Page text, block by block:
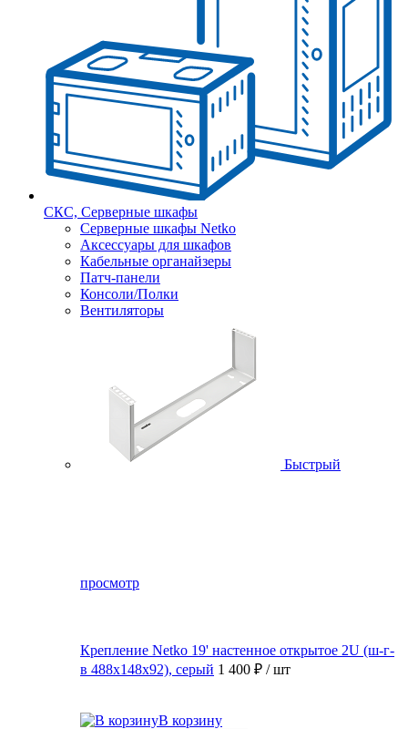
СКС, Серверные шкафы
Серверные шкафы Netko
Аксессуары для шкафов
Кабельные органайзеры
Патч-панели
Консоли/Полки
Вентиляторы
Быстрый
просмотр
Крепление Netko 19' настенное открытое 2U (ш-г-
в 488х148х92), серый 1 400 ₽ / шт
В корзину